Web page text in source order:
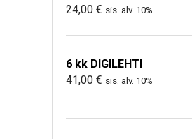
24,00 € sis. alv. 10%
6 kk DIGILEHTI
41,00 € sis. alv. 10%